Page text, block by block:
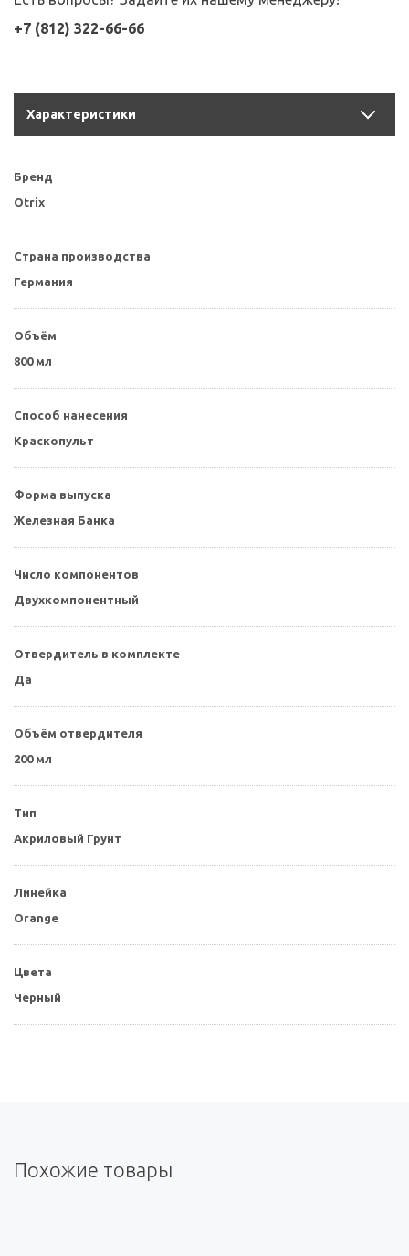
+7 (812) 322-66-66
Характеристики
Бренд
Otrix
Страна производства
Германия
Объём
800 мл
Способ нанесения
Краскопульт
Форма выпуска
Железная Банка
Число компонентов
Двухкомпонентный
Отвердитель в комплекте
Да
Объём отвердителя
200 мл
Тип
Акриловый Грунт
Линейка
Orange
Цвета
Черный
Похожие товары